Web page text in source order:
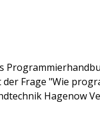
der Frage "Wie
Hagenow